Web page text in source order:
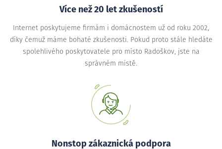
Více než 20 let zkušeností
Internet poskytujeme firmám i domácnostem už od roku 2002,
díky čemuž máme bohaté zkušenosti. Pokud proto stále hledáte
spolehlivého poskytovatele pro místo Radoškov, jste na
správném místě.
Nonstop zákaznická podpora